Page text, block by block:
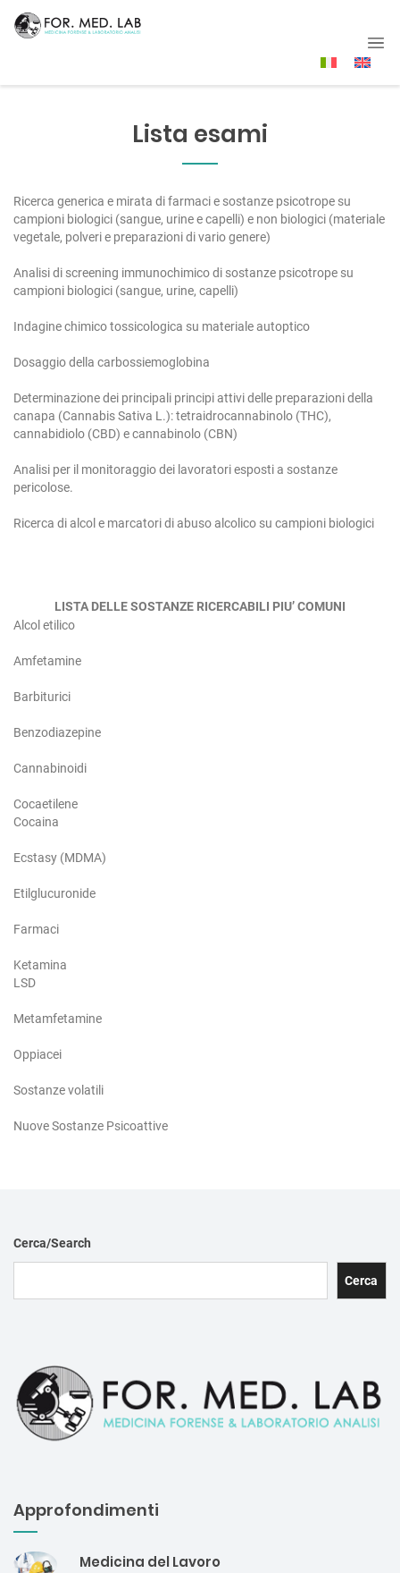
Lista esami
Ricerca generica e mirata di farmaci e sostanze psicotrope su
campioni biologici (sangue, urine e capelli) e non biologici (materiale
vegetale, polveri e preparazioni di vario genere)
Analisi di screening immunochimico di sostanze psicotrope su
campioni biologici (sangue, urine, capelli)
Indagine chimico tossicologica su materiale autoptico
Dosaggio della carbossiemoglobina
Determinazione dei principali principi attivi delle preparazioni della
canapa (Cannabis Sativa L.): tetraidrocannabinolo (THC),
cannabidiolo (CBD) e cannabinolo (CBN)
Analisi per il monitoraggio dei lavoratori esposti a sostanze
pericolose.
Ricerca di alcol e marcatori di abuso alcolico su campioni biologici
LISTA DELLE SOSTANZE RICERCABILI PIU’ COMUNI
Alcol etilico
Amfetamine
Barbiturici
Benzodiazepine
Cannabinoidi
Cocaetilene
Cocaina
Ecstasy (MDMA)
Etilglucuronide
Farmaci
Ketamina
LSD
Metamfetamine
Oppiacei
Sostanze volatili
Nuove Sostanze Psicoattive
Cerca/Search
Cerca
Approfondimenti
Medicina del Lavoro